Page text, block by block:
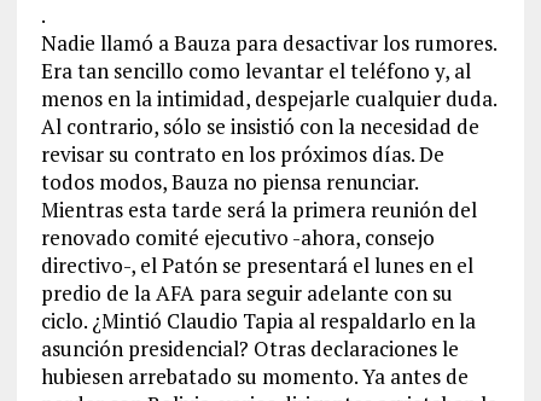
.
Nadie llamó a Bauza para desactivar los rumores.
Era tan sencillo como levantar el teléfono y, al
menos en la intimidad, despejarle cualquier duda.
Al contrario, sólo se insistió con la necesidad de
revisar su contrato en los próximos días. De
todos modos, Bauza no piensa renunciar.
Mientras esta tarde será la primera reunión del
renovado comité ejecutivo -ahora, consejo
directivo-, el Patón se presentará el lunes en el
predio de la AFA para seguir adelante con su
ciclo. ¿Mintió Claudio Tapia al respaldarlo en la
asunción presidencial? Otras declaraciones le
hubiesen arrebatado su momento. Ya antes de